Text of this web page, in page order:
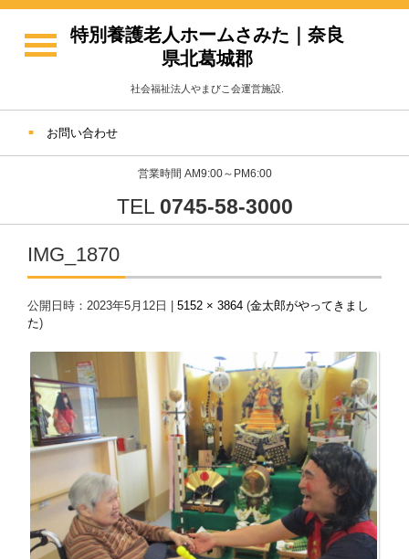
特別養護老人ホームさみた｜奈良
県北葛城郡
社会福祉法人やまびこ会運営施設.
お問い合わせ
営業時間 AM9:00～PM6:00
TEL 0745-58-3000
IMG_1870
公開日時： 2023年5月12日 5152 × 3864 (金太郎がやってきまし
た)